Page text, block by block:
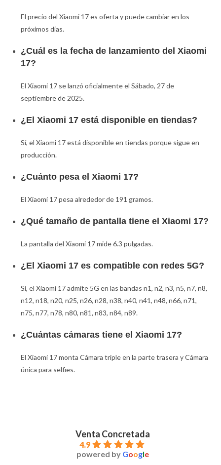
El precio del Xiaomi 17 es oferta y puede cambiar en los
próximos días.
¿Cuál es la fecha de lanzamiento del Xiaomi
17?
El Xiaomi 17 se lanzó oficialmente el Sábado, 27 de
septiembre de 2025.
¿El Xiaomi 17 está disponible en tiendas?
Sí, el Xiaomi 17 está disponible en tiendas porque sigue en
producción.
¿Cuánto pesa el Xiaomi 17?
El Xiaomi 17 pesa alrededor de 191 gramos.
¿Qué tamaño de pantalla tiene el Xiaomi 17?
La pantalla del Xiaomi 17 mide 6.3 pulgadas.
¿El Xiaomi 17 es compatible con redes 5G?
Sí, el Xiaomi 17 admite 5G en las bandas n1, n2, n3, n5, n7, n8,
n12, n18, n20, n25, n26, n28, n38, n40, n41, n48, n66, n71,
n75, n77, n78, n80, n81, n83, n84, n89.
¿Cuántas cámaras tiene el Xiaomi 17?
El Xiaomi 17 monta Cámara triple en la parte trasera y Cámara
única para selfies.
Venta Concretada
4.9
powered by Google